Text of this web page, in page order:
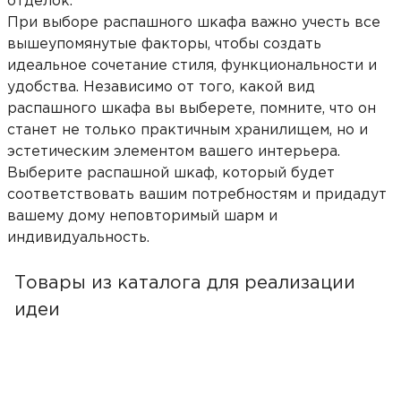
При выборе распашного шкафа важно учесть все
вышеупомянутые факторы, чтобы создать
идеальное сочетание стиля, функциональности и
удобства. Независимо от того, какой вид
распашного шкафа вы выберете, помните, что он
станет не только практичным хранилищем, но и
эстетическим элементом вашего интерьера.
Выберите распашной шкаф, который будет
соответствовать вашим потребностям и придадут
вашему дому неповторимый шарм и
индивидуальность.
Товары из каталога для реализации
идеи